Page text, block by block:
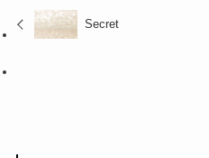
Secret